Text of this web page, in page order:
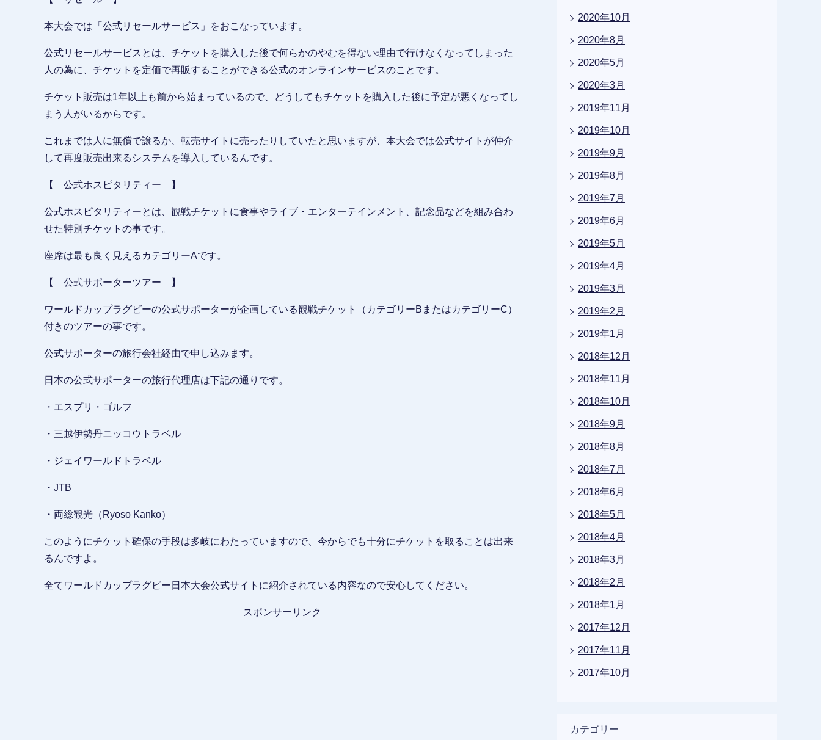
本大会では「公式リセールサービス」をおこなっています。
公式リセールサービスとは、チケットを購入した後で何らかのやむを得ない理由で行けなくなってしまった
人の為に、チケットを定価で再販することができる公式のオンラインサービスのことです。
チケット販売は1年以上も前から始まっているので、どうしてもチケットを購入した後に予定が悪くなってし
まう人がいるからです。
これまでは人に無償で譲るか、転売サイトに売ったりしていたと思いますが、本大会では公式サイトが仲介
して再度販売出来るシステムを導入しているんです。
【 公式ホスピタリティー 】
公式ホスピタリティーとは、観戦チケットに食事やライブ・エンターテインメント、記念品などを組み合わ
せた特別チケットの事です。
座席は最も良く見えるカテゴリーAです。
【 公式サポーターツアー 】
ワールドカップラグビーの公式サポーターが企画している観戦チケット（カテゴリーBまたはカテゴリーC）
付きのツアーの事です。
公式サポーターの旅行会社経由で申し込みます。
日本の公式サポーターの旅行代理店は下記の通りです。
・エスプリ・ゴルフ
・三越伊勢丹ニッコウトラベル
・ジェイワールドトラベル
・JTB
・両総観光（Ryoso Kanko）
このようにチケット確保の手段は多岐にわたっていますので、今からでも十分にチケットを取ることは出来
るんですよ。
全てワールドカップラグビー日本大会公式サイトに紹介されている内容なので安心してください。
スポンサーリンク
2020年10月
2020年8月
2020年5月
2020年3月
2019年11月
2019年10月
2019年9月
2019年8月
2019年7月
2019年6月
2019年5月
2019年4月
2019年3月
2019年2月
2019年1月
2018年12月
2018年11月
2018年10月
2018年9月
2018年8月
2018年7月
2018年6月
2018年5月
2018年4月
2018年3月
2018年2月
2018年1月
2017年12月
2017年11月
2017年10月
カテゴリー